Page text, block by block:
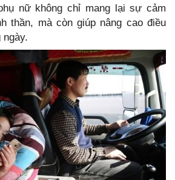
nữ không chỉ mang lại sự cảm
thần, mà còn giúp nâng cao điều
ngày.